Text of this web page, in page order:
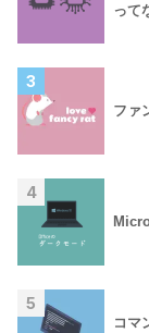
って
3
ファ
4
5
コマ